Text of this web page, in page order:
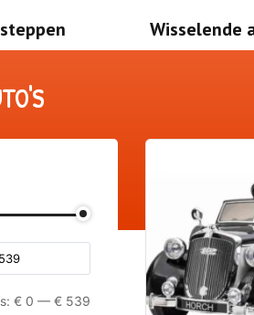
Wisselende
€ 0 —€ 539